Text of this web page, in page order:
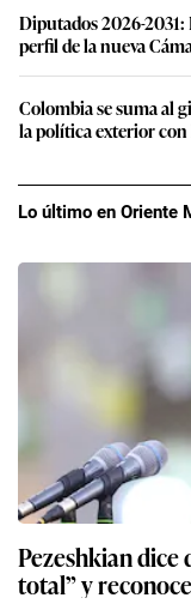
Diputados 2026-2031:
perfil de la nueva
Colombia se suma al
la política exterior con
Lo último en Oriente
Pezeshkian
total” y